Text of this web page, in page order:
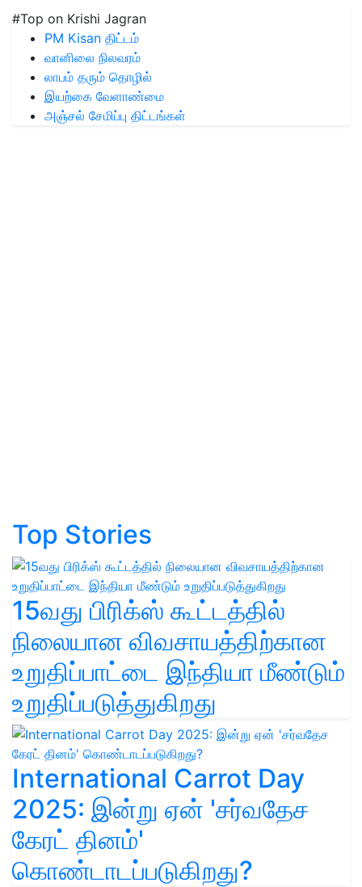
#Top on Krishi Jagran
PM Kisan திட்டம்
வானிலை நிலவரம்
லாபம் தரும் தொழில்
இயற்கை வேளாண்மை
அஞ்சல் சேமிப்பு திட்டங்கள்
Top Stories
15வது பிரிக்ஸ் கூட்டத்தில்
நிலையான விவசாயத்திற்கான
உறுதிப்பாட்டை இந்தியா மீண்டும்
உறுதிப்படுத்துகிறது
International Carrot Day
2025: இன்று ஏன் 'சர்வதேச
கேரட் தினம்'
கொண்டாடப்படுகிறது?